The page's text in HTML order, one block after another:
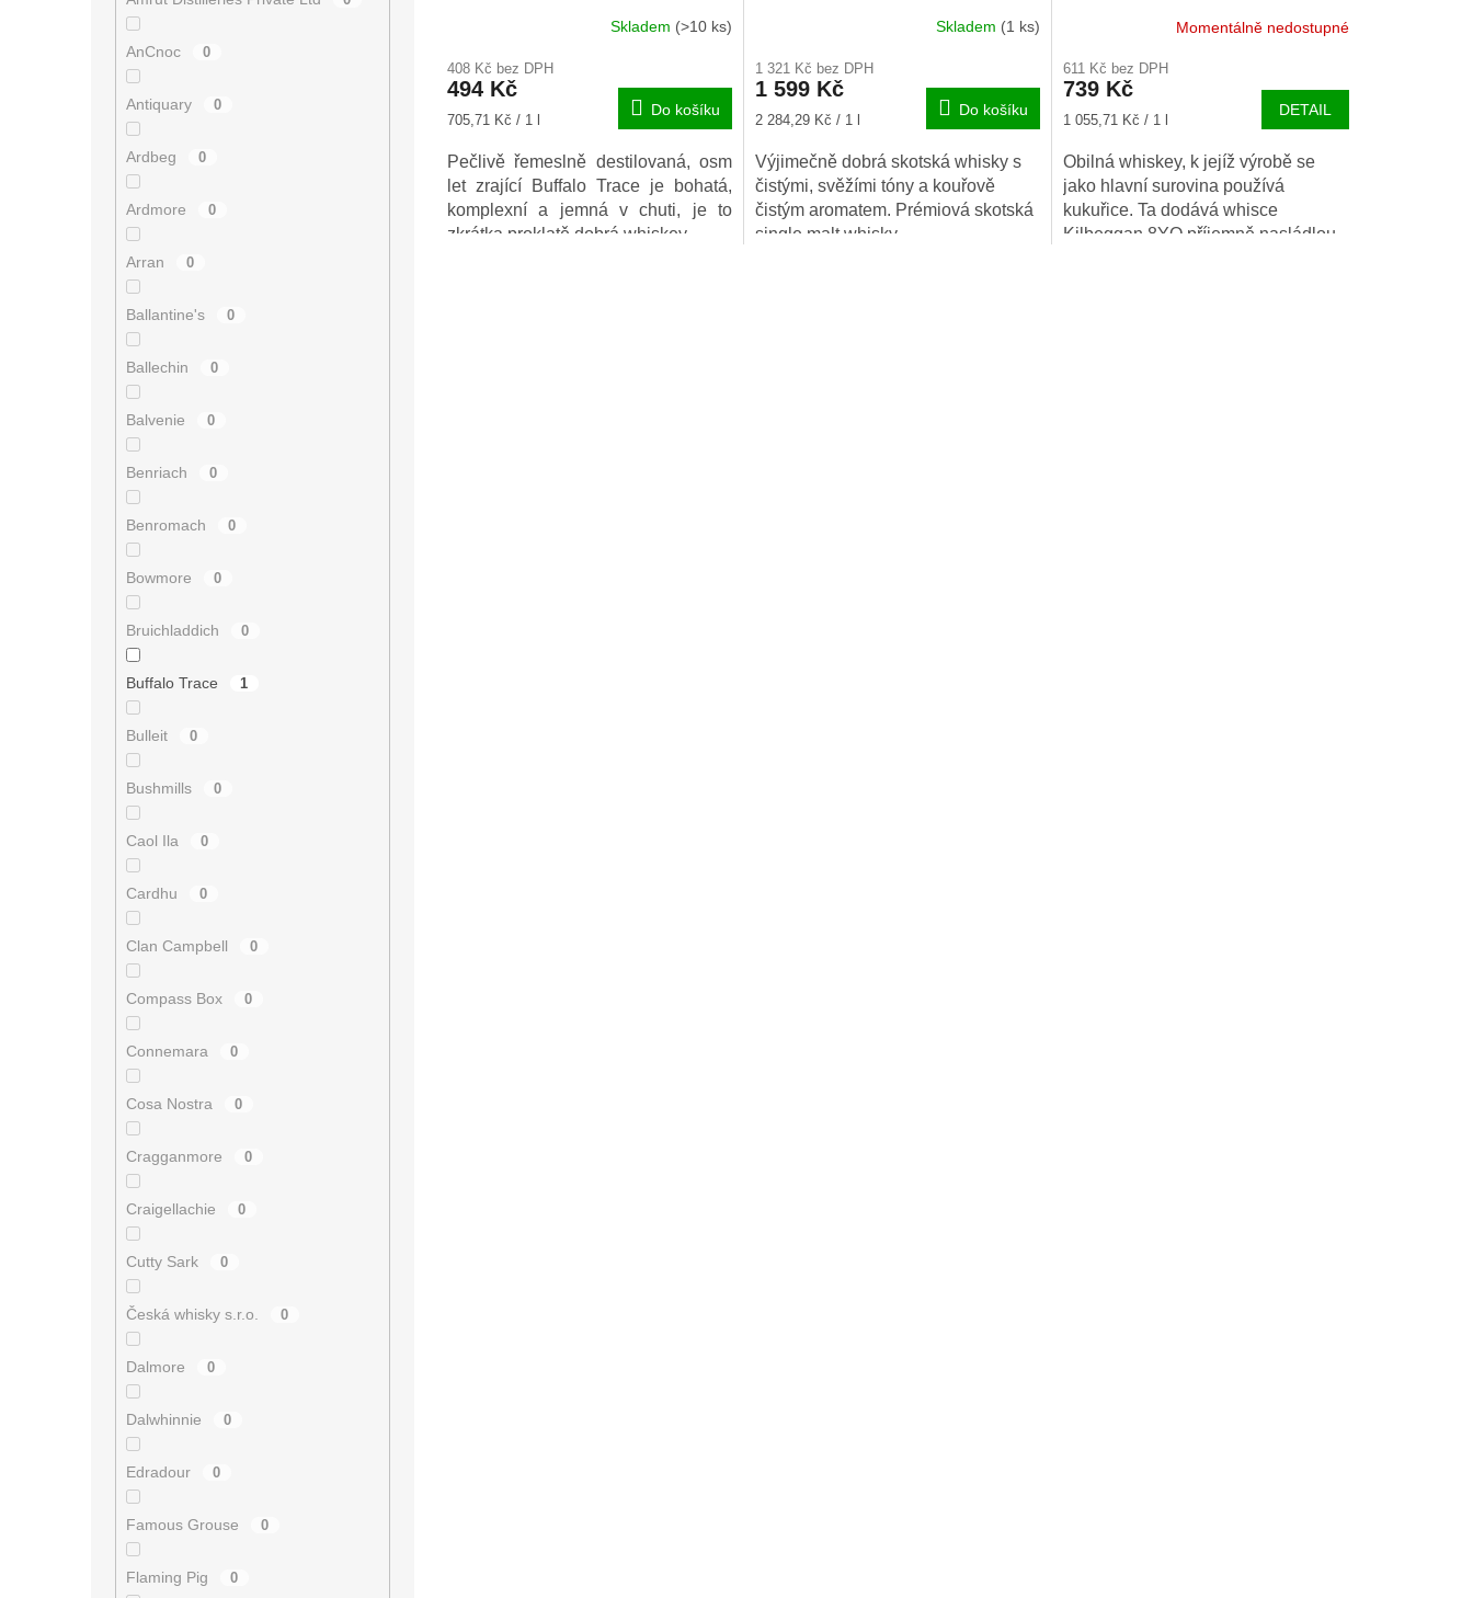
AnCnoc 0
Antiquary 0
Ardbeg 0
Ardmore 0
Arran 0
Ballantine's 0
Ballechin 0
Balvenie 0
Benriach 0
Benromach 0
Bowmore 0
Bruichladdich 0
Buffalo Trace 1
Bulleit 0
Bushmills 0
Caol Ila 0
Cardhu 0
Clan Campbell 0
Compass Box 0
Connemara 0
Cosa Nostra 0
Cragganmore 0
Craigellachie 0
Cutty Sark 0
Česká whisky s.r.o. 0
Dalmore 0
Dalwhinnie 0
Edradour 0
Famous Grouse 0
Flaming Pig 0
Skladem (>10 ks)
408 Kč bez DPH
494 Kč
Měrná
705,71 Kč / 1 l
Do košíku
Pečlivě řemeslně destilovaná, osm
let zrající Buffalo Trace je bohatá,
komplexní a jemná v chuti, je to
zkrátka proklatě dobrá whiskey.
Skladem (1 ks)
1 321 Kč bez DPH
1 599 Kč
Měrná
2 284,29 Kč / 1 l
Do košíku
Výjimečně dobrá skotská whisky s
čistými, svěžími tóny a kouřově
čistým aromatem. Prémiová skotská
single malt whisky.
Momentálně nedostupné
611 Kč bez DPH
739 Kč
Měrná
1 055,71 Kč / 1 l
DETAIL
Obilná whiskey, k jejíž výrobě se
jako hlavní surovina používá
kukuřice. Ta dodává whisce
Kilbeggan 8YO příjemně nasládlou